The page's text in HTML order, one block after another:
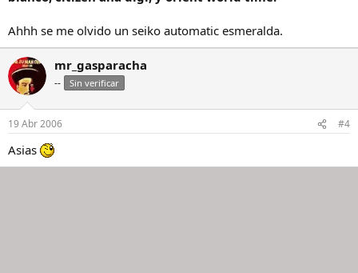
Ahhh se me olvido un seiko automatic esmeralda.
mr_gasparacha
-- Sin verificar
19 Abr 2006 #4
Asias